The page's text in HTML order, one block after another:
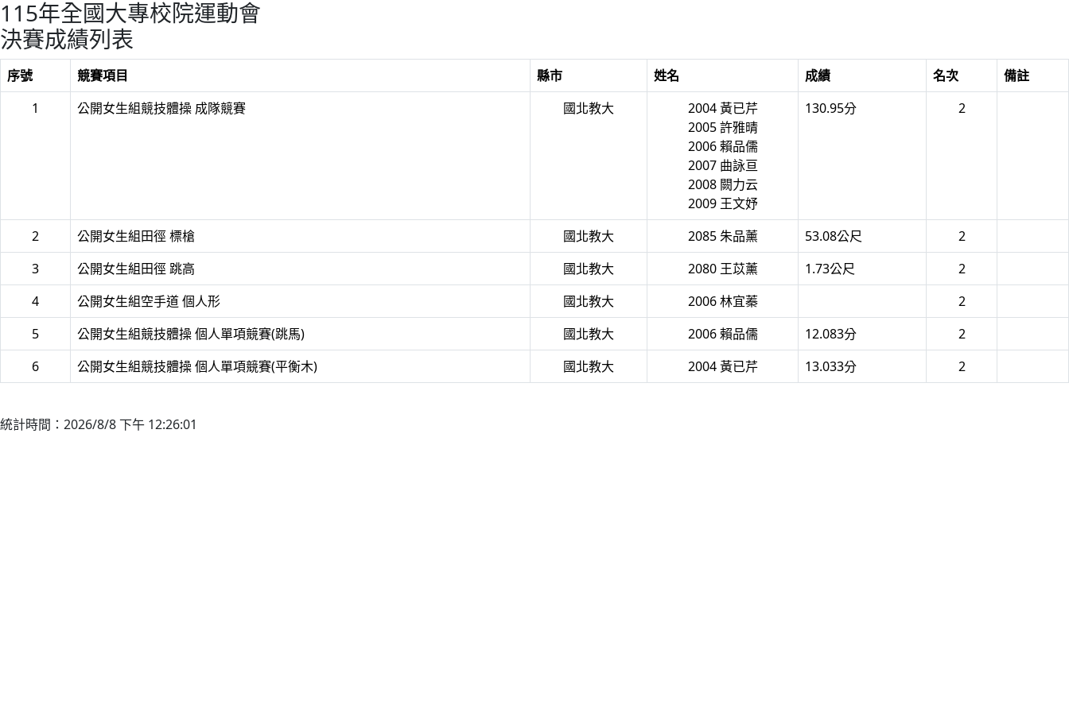
115年全國大專校院運動會
決賽成績列表
序號 競賽項目 縣市 姓名 成績 名次
備註
1
公開女生組競技體操 成隊競賽 國北教大
2004 黃已芹
2005 許雅晴
2006 賴品儒
2007 曲詠亘
2008 闕力云
2009 王文妤
130.95分 2
2 公開女生組田徑 標槍 國北教大 2085 朱品薰 53.08公尺
2
3
公開女生組田徑 跳高 國北教大 2080 王苡薰 1.73公尺
2
4
公開女生組空手道 個人形 國北教大 2006 林宜蓁
2
5
公開女生組競技體操 個人單項競賽(跳馬) 國北教大 2006 賴品儒 12.083分
2
6
公開女生組競技體操 個人單項競賽(平衡木) 國北教大 2004 黃已芹 13.033分 2
統計時間：2026/8/8 下午 12:26:01